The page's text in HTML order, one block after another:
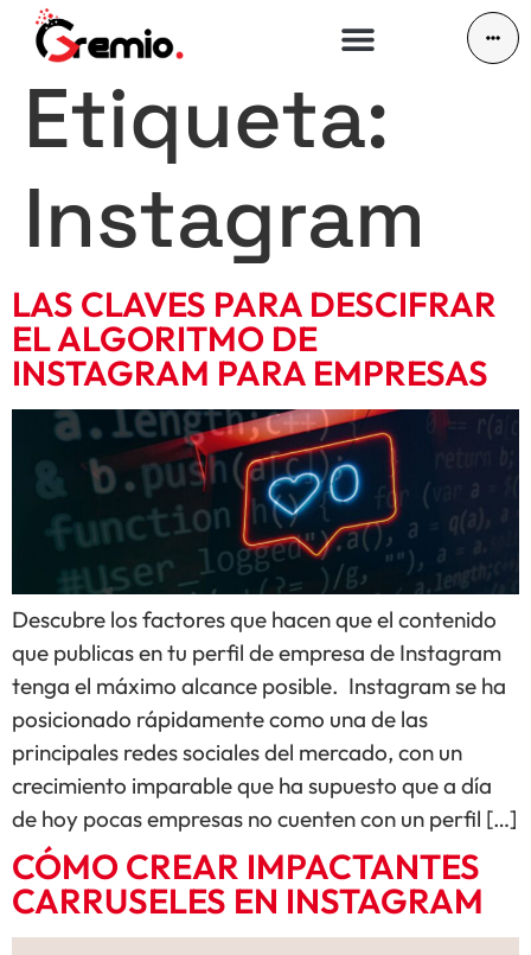
Etiqueta:
Instagram
LAS CLAVES PARA DESCIFRAR
EL ALGORITMO DE
INSTAGRAM PARA EMPRESAS
Descubre los factores que hacen que el contenido
que publicas en tu perfil de empresa de Instagram
tenga el máximo alcance posible. Instagram se ha
posicionado rápidamente como una de las
principales redes sociales del mercado, con un
crecimiento imparable que ha supuesto que a día
de hoy pocas empresas no cuenten con un perfil […]
CÓMO CREAR IMPACTANTES
CARRUSELES EN INSTAGRAM